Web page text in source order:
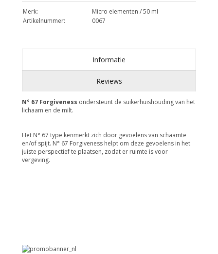
Merk:
Micro elementen / 50 ml
Artikelnummer:
0067
Informatie
Reviews
N° 67 Forgiveness ondersteunt de suikerhuishouding van het
lichaam en de milt.
Het N° 67 type kenmerkt zich door gevoelens van schaamte
en/of spijt. N° 67 Forgiveness helpt om deze gevoelens in het
juiste perspectief te plaatsen, zodat er ruimte is voor
vergeving.